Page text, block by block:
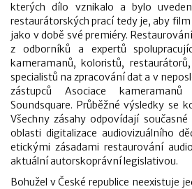
kterých dílo vznikalo a bylo
restaurátorských prací tedy je, aby
jako v době své premiéry.
z odborníků a expertů
kameramanů, koloristů,
specialistů na zpracování dat a v
zástupců Asociace
Soundsquare. Průběžné výsledky se
Všechny zásahy odpovídají
oblasti digitalizace audiovizuálního
etickými zásadami restaurování
aktuální autorskoprávní legislativou.
Bohužel v České republice neexistuje